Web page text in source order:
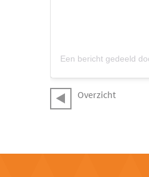
Overzicht